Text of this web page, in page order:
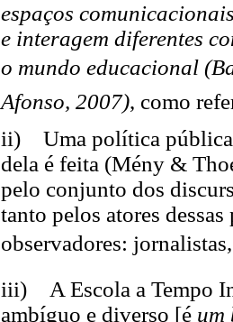
espaços
e interagem diferentes
o mundo educacional
Afonso, 2007), como
ii) Uma política pública
dela é feita (Mény &
pelo conjunto dos
tanto pelos atores
observadores:
iii) A Escola a Tempo
ambíguo e diverso [é um